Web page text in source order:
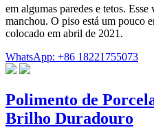
em algumas paredes e tetos.
manchou. O piso está um pouco
colocado em abril de 2021.
WhatsApp: +86 18221755073
Polimento de
Brilho Duradouro